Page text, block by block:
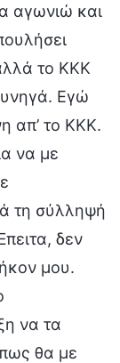
αγωνιώ και
το ΚΚΚ
Εγώ
απ’ το ΚΚΚ.
να με
τη σύλληψή
δεν
μου.
να τα
θα με